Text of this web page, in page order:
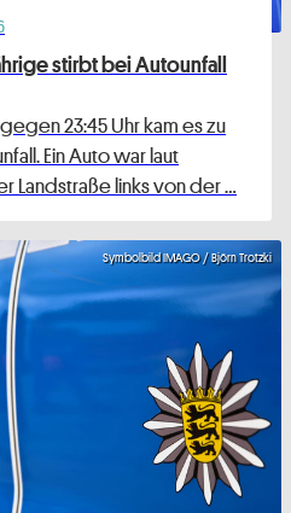
stirbt bei Autounfall
23:45 Uhr kam es zu
Ein Auto war laut
Landstraße links von der …
Symbolbild IMAGO / Björn Trotzki